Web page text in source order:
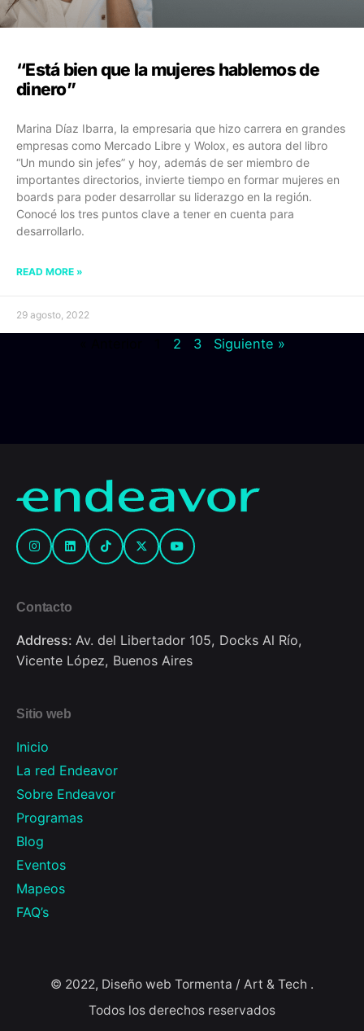
“Está bien que la mujeres hablemos de
dinero”
Marina Díaz Ibarra, la empresaria que hizo carrera en grandes
empresas como Mercado Libre y Wolox, es autora del libro
“Un mundo sin jefes” y hoy, además de ser miembro de
importantes directorios, invierte tiempo en formar mujeres en
boards para poder desarrollar su liderazgo en la región.
Conocé los tres puntos clave a tener en cuenta para
desarrollarlo.
READ MORE »
29 agosto, 2022
2 3 Siguiente »
Contacto
Address: Av. del Libertador 105, Docks Al Río,
Vicente López, Buenos Aires
Sitio web
Inicio
La red Endeavor
Sobre Endeavor
Programas
Blog
Eventos
Mapeos
FAQ’s
© 2022, Diseño web Tormenta / Art & Tech .
Todos los derechos reservados